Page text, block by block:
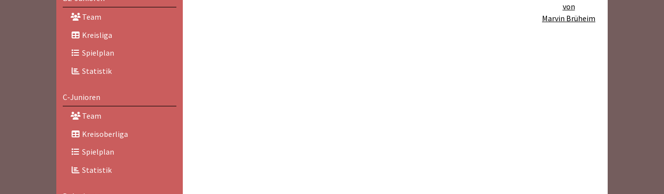
Team
Kreisliga
Spielplan
Statistik
C-Junioren
Team
Kreisoberliga
Spielplan
Statistik
von
Marvin Brüheim